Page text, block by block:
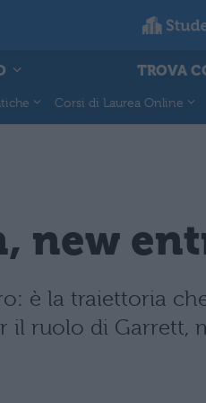
TROVA
Corsi di Laurea Online
new
è la traiettoria
il ruolo di